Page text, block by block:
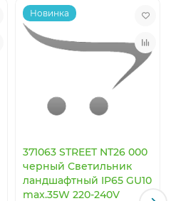
Новинка
371063 STREET NT26 000
черный Светильник
ландшафтный IP65 GU10
max.35W 220-240V